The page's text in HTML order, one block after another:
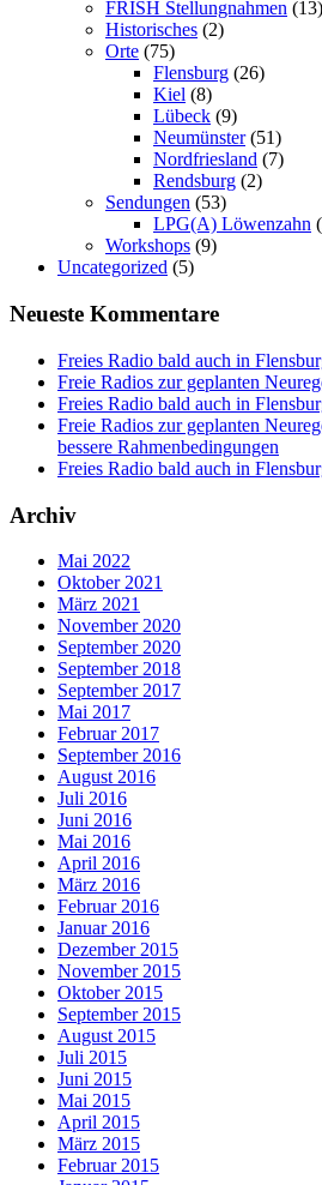
FRISH Stellungnahmen (13)
Historisches (2)
Orte (75)
Flensburg (26)
Kiel (8)
Lübeck (9)
Neumünster(51)
Nordfriesland (7)
Rendsburg (2)
Sendungen (53)
LPG(A) Löwenzahn
Workshops (9)
Uncategorized (5)
Neueste Kommentare
Freies Radio bald auch in
Freie Radios zur geplanten
Freies Radio bald auch in
Freie Radios zur geplanten
bessere Rahmenbedingungen
Freies Radio bald auch in
Archiv
Mai 2022
Oktober 2021
März 2021
November 2020
September 2020
September 2018
September 2017
Mai 2017
Februar 2017
September 2016
August 2016
Juli 2016
Juni 2016
Mai 2016
April 2016
März 2016
Februar 2016
Januar 2016
Dezember 2015
November 2015
Oktober 2015
September 2015
August 2015
Juli 2015
Juni 2015
Mai 2015
April 2015
März 2015
Februar 2015